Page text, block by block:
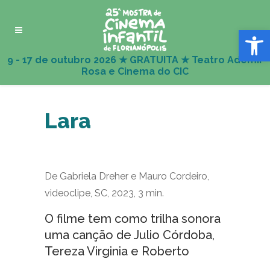
Abrir
Lara
De Gabriela Dreher e Mauro Cordeiro,
videoclipe, SC, 2023, 3 min.
O filme tem como trilha sonora
uma canção de Julio Córdoba,
Tereza Virginia e Roberto